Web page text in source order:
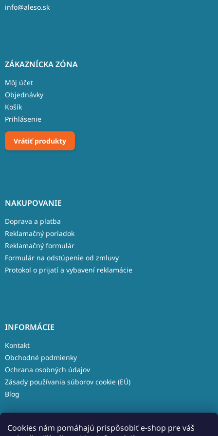
Cookies nám pomáhajú prispôsobiť e-shop pre váš
info@aleso.sk
ZÁKAZNÍCKA ZÓNA
Môj účet
Objednávky
Košík
Prihlásenie
Vrátiť produkty
NAKUPOVANIE
Doprava a platba
Reklamačný poriadok
Reklamačný formulár
Formulár na odstúpenie od zmluvy
Protokol o prijatí a vybavení reklamácie
INFORMÁCIE
Kontakt
Obchodné podmienky
Ochrana osobných údajov
Zásady používania súborov cookie (EÚ)
Blog